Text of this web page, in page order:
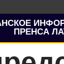
ПРЕНСА